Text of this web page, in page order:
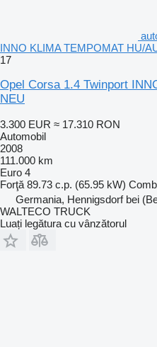
INNO KLIMA TEMPOMAT HU/
17
Opel Corsa 1.4 Twinport
NEU
3.300 EUR ≈ 17.310 RON
Automobil
2008
111.000 km
Euro 4
Forţă 89.73 c.p. (65.95 kW)
Germania, Hennigsdorf bei
WALTECO TRUCK
Luați legătura cu vânzătorul